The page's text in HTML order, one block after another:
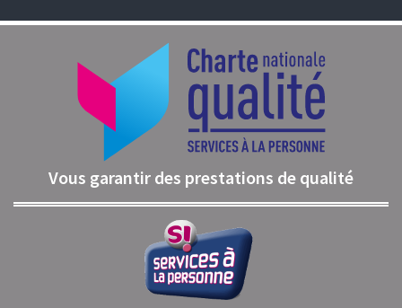
Vous garantir des prestations de qualité